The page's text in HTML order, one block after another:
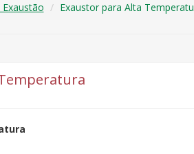
Exaustor para Alta